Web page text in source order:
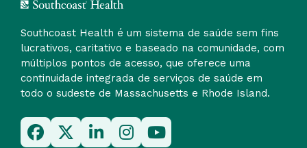
Southcoast Health é um sistema de saúde sem fins
lucrativos, caritativo e baseado na comunidade, com
múltiplos pontos de acesso, que oferece uma
continuidade integrada de serviços de saúde em
todo o sudeste de Massachusetts e Rhode Island.